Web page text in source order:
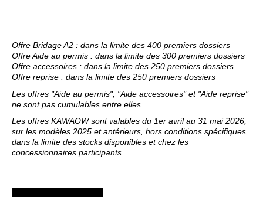
Offre Bridage A2 : dans la limite des 400 premiers dossiers
Offre Aide au permis : dans la limite des 300 premiers dossiers
Offre accessoires : dans la limite des 250 premiers dossiers
Offre reprise : dans la limite des 250 premiers dossiers
Les offres "Aide au permis", "Aide accessoires" et "Aide reprise"
ne sont pas cumulables entre elles.
Les offres KAWAOW sont valables du 1er avril au 31 mai 2026,
sur les modèles 2025 et antérieurs, hors conditions spécifiques,
dans la limite des stocks disponibles et chez les
concessionnaires participants.